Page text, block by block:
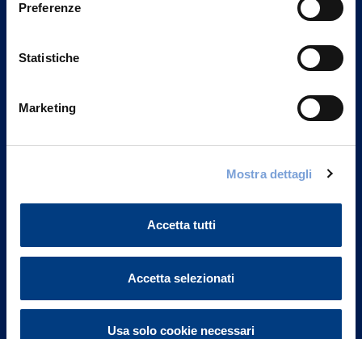
Preferenze
Statistiche
Marketing
Mostra dettagli
Accetta tutti
Accetta selezionati
Usa solo cookie necessari
Via Ignazio Gardella, 2
Investor Relations